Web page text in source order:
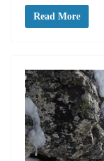
Read More